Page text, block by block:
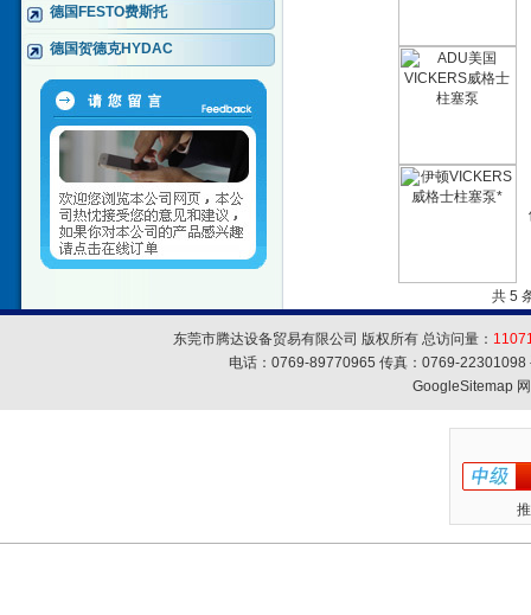
德国FESTO费斯托
德国贺德克HYDAC
共 5
东莞市腾达设备贸易有限公司 版权所有 总访问量：
电话：0769-89770965 传真：0769-
GoogleSitemap网